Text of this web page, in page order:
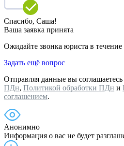
Спасибо, Саша!
Ваша заявка принята
Ожидайте звонка юриста в
Задать ещё вопрос
Отправляя данные вы соглашаетесь
ПДн, Политикой обработки ПДн и
соглашением.
Анонимно
Информация о вас не будет